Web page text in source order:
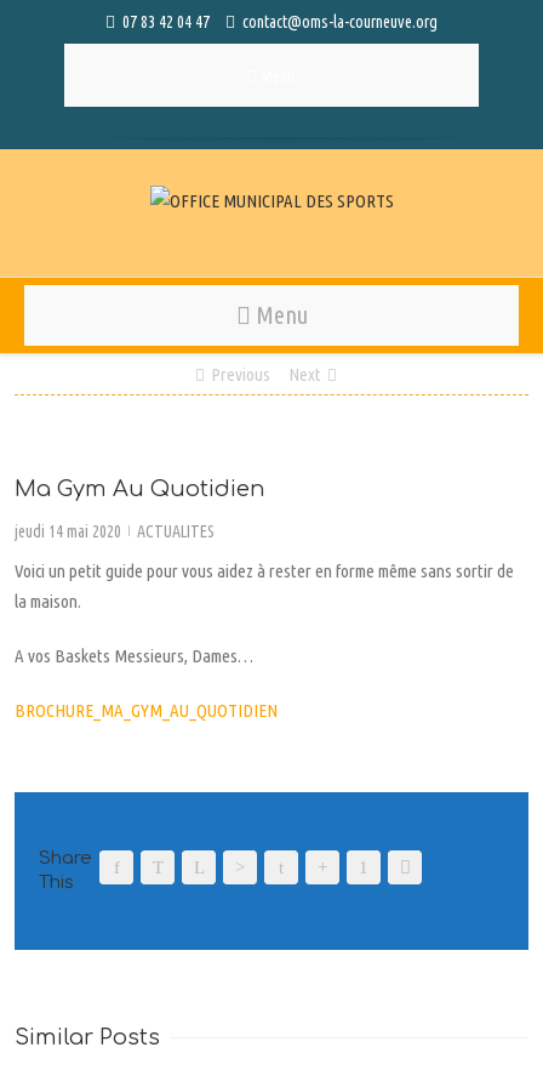
07 83 42 04 47 contact@oms-la-courneuve.org
Menu
Previous Next
Ma Gym Au Quotidien
jeudi 14 mai 2020 ACTUALITES
Voici un petit guide pour vous aidez à rester en forme même sans sortir de
la maison.
A vos Baskets Messieurs, Dames…
BROCHURE_MA_GYM_AU_QUOTIDIEN
Share
This
Similar Posts